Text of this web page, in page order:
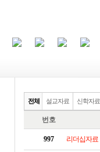
전체 설교자료 신학자료
번호
997 리더십자료